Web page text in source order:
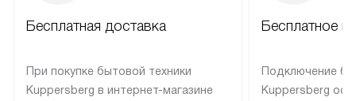
Бесплатная доставка
При покупке бытовой техники
Kuppersberg в интернет-магазине
Бесплатное
Подключение
Kuppersberg